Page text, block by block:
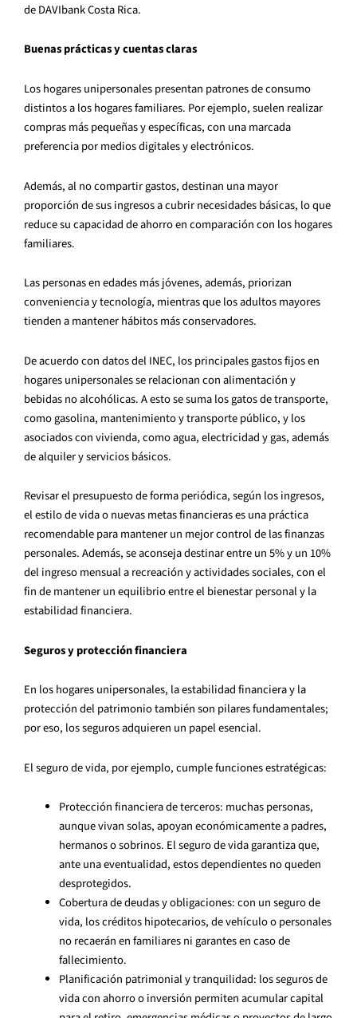
de DAVIbank Costa Rica.
Buenas prácticas y cuentas claras
Los hogares unipersonales presentan patrones de consumo
distintos a los hogares familiares. Por ejemplo, suelen realizar
compras más pequeñas y específicas, con una marcada
preferencia por medios digitales y electrónicos.
Además, al no compartir gastos, destinan una mayor
proporción de sus ingresos a cubrir necesidades básicas, lo que
reduce su capacidad de ahorro en comparación con los hogares
familiares.
Las personas en edades más jóvenes, además, priorizan
conveniencia y tecnología, mientras que los adultos mayores
tienden a mantener hábitos más conservadores.
De acuerdo con datos del INEC, los principales gastos fijos en
hogares unipersonales se relacionan con alimentación y
bebidas no alcohólicas. A esto se suma los gatos de transporte,
como gasolina, mantenimiento y transporte público, y los
asociados con vivienda, como agua, electricidad y gas, además
de alquiler y servicios básicos.
Revisar el presupuesto de forma periódica, según los ingresos,
el estilo de vida o nuevas metas financieras es una práctica
recomendable para mantener un mejor control de las finanzas
personales. Además, se aconseja destinar entre un 5% y un 10%
del ingreso mensual a recreación y actividades sociales, con el
fin de mantener un equilibrio entre el bienestar personal y la
estabilidad financiera.
Seguros y protección financiera
En los hogares unipersonales, la estabilidad financiera y la
protección del patrimonio también son pilares fundamentales;
por eso, los seguros adquieren un papel esencial.
El seguro de vida, por ejemplo, cumple funciones estratégicas:
Protección financiera de terceros: muchas personas,
aunque vivan solas, apoyan económicamente a padres,
hermanos o sobrinos. El seguro de vida garantiza que,
ante una eventualidad, estos dependientes no queden
desprotegidos.
Cobertura de deudas y obligaciones: con un seguro de
vida, los créditos hipotecarios, de vehículo o personales
no recaerán en familiares ni garantes en caso de
fallecimiento.
Planificación patrimonial y tranquilidad: los seguros de
vida con ahorro o inversión permiten acumular capital